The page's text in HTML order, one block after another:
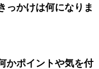
っかけは何になりま
かポイントや気を付